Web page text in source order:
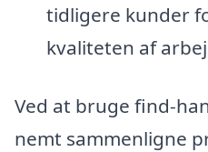
tidligere kunder
kvaliteten af
Ved at bruge find-
nemt sammenligne